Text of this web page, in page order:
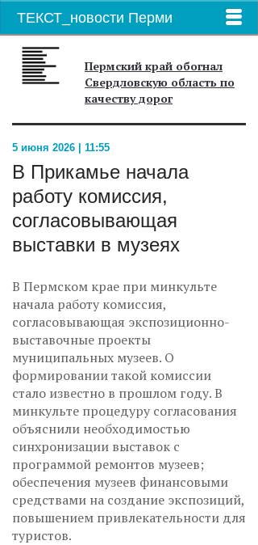
ТЕКСТ_новости Перми
Пермский край обогнал
Свердловскую область по
качеству дорог
5 июня 2026 | 11:55
В Прикамье начала
работу комиссия,
согласовывающая
выставки в музеях
В Пермском крае при минкульте
начала работу комиссия,
согласовывающая экспозиционно-
выставочные проекты
муниципальных музеев. О
формировании такой комиссии
стало известно в прошлом году. В
минкульте процедуру согласования
объяснили необходимостью
синхронизации выставок с
программой ремонтов музеев;
обеспечения музеев финансовыми
средствами на создание экспозиций,
повышением привлекательности для
туристов.